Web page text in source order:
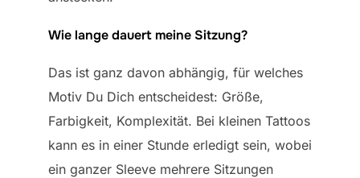
Wie lange dauert meine Sitzung?
Das ist ganz davon abhängig, für welches
Motiv Du Dich entscheidest: Größe,
Farbigkeit, Komplexität. Bei kleinen Tattoos
kann es in einer Stunde erledigt sein, wobei
ein ganzer Sleeve mehrere Sitzungen